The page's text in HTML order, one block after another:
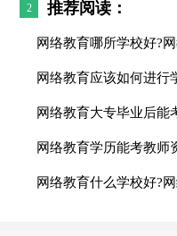
2 推荐阅读：
网络教育哪所学校好?
网络教育应该如何进行
网络教育大专毕业后能
网络教育学历能考教师